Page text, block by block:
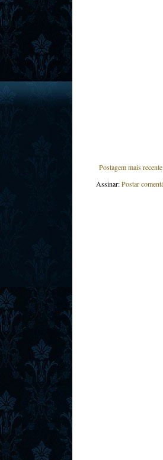
Postagem mais recente
Assinar:Postar